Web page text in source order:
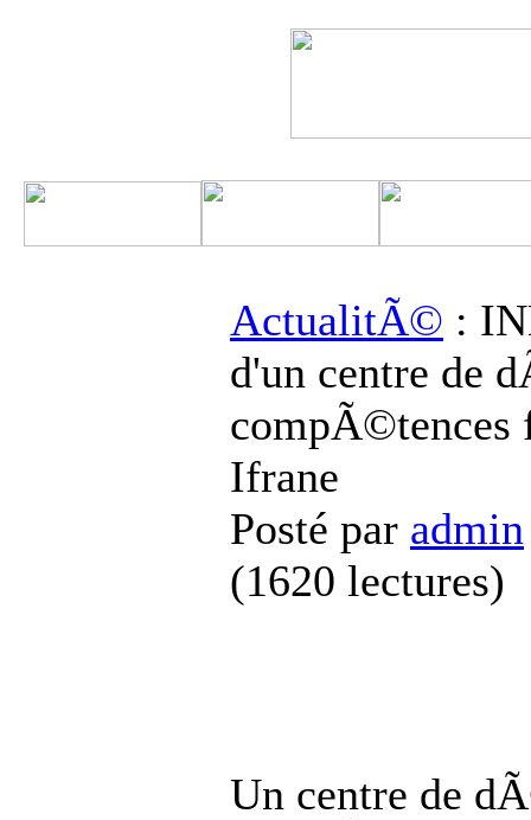
ActualitÃ© :
d'un centre de
Ifrane
Posté par admin
(1620 lectures)
Un centre de